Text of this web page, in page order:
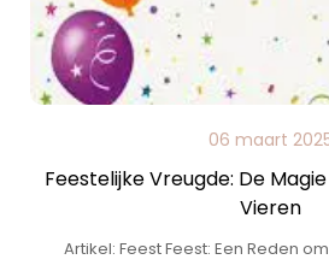
06 maart
Feestelijke Vreugde: De
Vieren
Artikel: Feest Feest: Een Reden